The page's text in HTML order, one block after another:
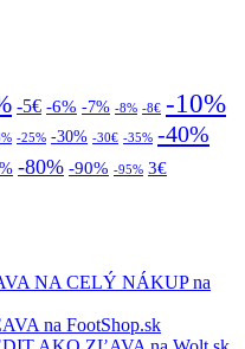
-5€ -6% -7% -8% -8€ -10%
-25% -30% -30€ -35% -40%
-80% -90% -95% 3€
NA CELÝ NÁKUP na
na FootShop.sk